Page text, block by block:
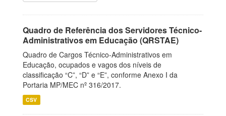
Quadro de Referência dos Servidores Técnico-
Administrativos em Educação (QRSTAE)
Quadro de Cargos Técnico-Administrativos em
Educação, ocupados e vagos dos níveis de
classificação “C”, “D” e “E”, conforme Anexo I da
Portaria MP/MEC nº 316/2017.
CSV